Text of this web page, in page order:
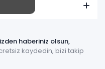
haberiniz olsun,
kaydedin, bizi takip